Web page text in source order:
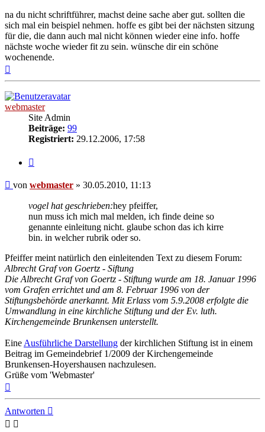
na du nicht schriftführer, machst deine sache aber gut. sollten die
sich mal ein beispiel nehmen. hoffe es gibt bei der nächsten sitzung
für die, die dann auch mal nicht können wieder eine info. hoffe
nächste woche wieder fit zu sein. wünsche dir ein schöne
wochenende.
webmaster
Site Admin
Beiträge: 99
Registriert: 29.12.2006, 17:58
Beitrag
von webmaster » 30.05.2010, 11:13
vogel hat geschrieben:hey pfeiffer,
nun muss ich mich mal melden, ich finde deine so
genannte einleitung nicht. glaube schon das ich kirre
bin. in welcher rubrik oder so.
Pfeiffer meint natürlich den einleitenden Text zu diesem Forum:
Albrecht Graf von Goertz - Siftung
Die Albrecht Graf von Goertz - Stiftung wurde am 18. Januar 1996
vom Grafen errichtet und am 8. Februar 1996 von der
Stiftungsbehörde anerkannt. Mit Erlass vom 5.9.2008 erfolgte die
Umwandlung in eine kirchliche Stiftung und der Ev. luth.
Kirchengemeinde Brunkensen unterstellt.
Eine Ausführliche Darstellung der kirchlichen Stiftung ist in einem
Beitrag im Gemeindebrief 1/2009 der Kirchengemeinde
Brunkensen-Hoyershausen nachzulesen.
Grüße vom 'Webmaster'
Antworten